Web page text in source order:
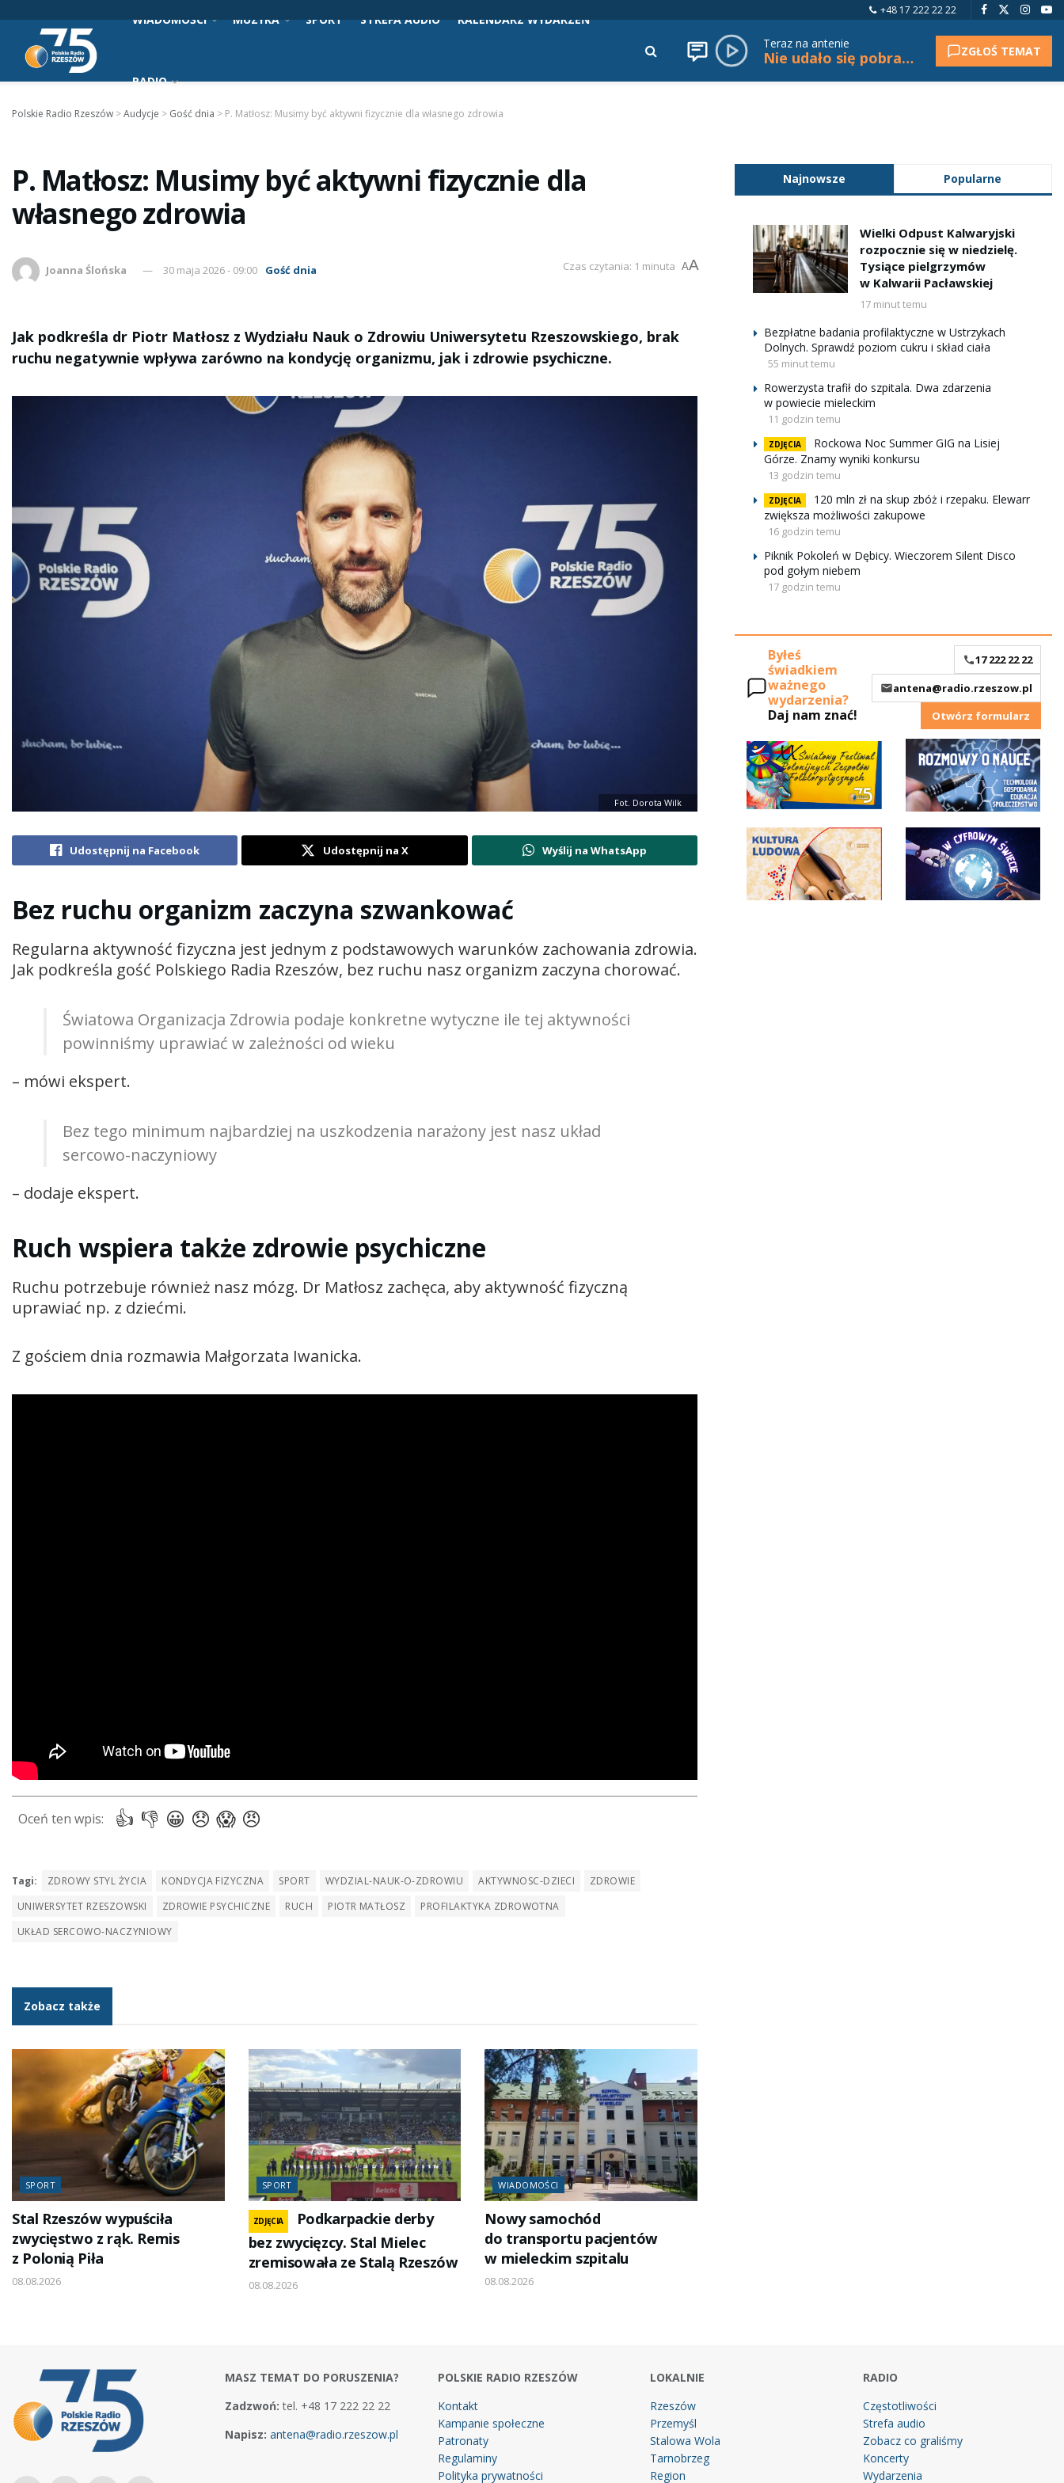
+48 17 222 22 22
WIADOMOŚCI MUZYKA SPORT STREFA AUDIO KALENDARZ WYDARZEŃ
RADIO
Teraz na antenie
Nie udało się pobrać tytułu. ZGŁOŚ TEMAT
Polskie Radio Rzeszów >Audycje > Gość dnia > P. Matłosz: Musimy być aktywni fizycznie dla własnego zdrowia
P. Matłosz: Musimy być aktywni fizycznie dla
własnego zdrowia
Joanna Ślońska 30 maja 2026 - 09:00 Gość dnia Czas czytania: 1 minuta AA
Jak podkreśla dr Piotr Matłosz z Wydziału Nauk o Zdrowiu Uniwersytetu Rzeszowskiego, brak
ruchu negatywnie wpływa zarówno na kondycję organizmu, jak i zdrowie psychiczne.
Fot. Dorota Wilk
Udostępnij na Facebook Udostępnij na X Wyślij na WhatsApp
Bez ruchu organizm zaczyna szwankować
Regularna aktywność fizyczna jest jednym z podstawowych warunków zachowania zdrowia.
Jak podkreśla gość Polskiego Radia Rzeszów, bez ruchu nasz organizm zaczyna chorować.
Światowa Organizacja Zdrowia podaje konkretne wytyczne ile tej aktywności
powinniśmy uprawiać w zależności od wieku
– mówi ekspert.
Bez tego minimum najbardziej na uszkodzenia narażony jest nasz układ
sercowo-naczyniowy
– dodaje ekspert.
Ruch wspiera także zdrowie psychiczne
Ruchu potrzebuje również nasz mózg. Dr Matłosz zachęca, aby aktywność fizyczną
uprawiać np. z dziećmi.
Z gościem dnia rozmawia Małgorzata Iwanicka.
Tagi: ZDROWY STYL ŻYCIA KONDYCJA FIZYCZNA SPORT WYDZIAL-NAUK-O-ZDROWIU AKTYWNOSC-DZIECI
ZDROWIE
UNIWERSYTET RZESZOWSKI
ZDROWIE PSYCHICZNE RUCH PIOTR MATŁOSZ
PROFILAKTYKA ZDROWOTNA
UKŁAD SERCOWO-NACZYNIOWY
Zobacz także
SPORT
Stal Rzeszów wypuściła
zwycięstwo z rąk. Remis
z Polonią Piła
08.08.2026
SPORT
ZDJĘCIA
Podkarpackie derby
bez zwycięzcy. Stal Mielec
zremisowała ze Stalą Rzeszów
08.08.2026
WIADOMOŚCI
Nowy samochód
do transportu pacjentów
w mieleckim szpitalu
08.08.2026
Najnowsze Popularne
Wielki Odpust Kalwaryjski
rozpocznie się w niedzielę.
Tysiące pielgrzymów
w Kalwarii Pacławskiej
17 minut temu
Bezpłatne badania profilaktyczne w Ustrzykach
Dolnych. Sprawdź poziom cukru i skład ciała
55 minut temu
Rowerzysta trafił do szpitala. Dwa zdarzenia
w powiecie mieleckim
11 godzin temu
ZDJĘCIA
Rockowa Noc Summer GIG na Lisiej
Górze. Znamy wyniki konkursu
13 godzin temu
ZDJĘCIA
120 mln zł na skup zbóż i rzepaku. Elewarr
zwiększa możliwości zakupowe
16 godzin temu
Piknik Pokoleń w Dębicy. Wieczorem Silent Disco
pod gołym niebem
17 godzin temu
Byłeś
świadkiem
ważnego
wydarzenia?
Daj nam znać!
17 222 22 22
antena@radio.rzeszow.pl
Otwórz formularz
MASZ TEMAT DO PORUSZENIA?
Zadzwoń: tel. +48 17 222 22 22
Napisz: antena@radio.rzeszow.pl
POLSKIE RADIO RZESZÓW
Kontakt
Kampanie społeczne
Patronaty
Regulaminy
Polityka prywatności
LOKALNIE
Rzeszów
Przemyśl
Stalowa Wola
Tarnobrzeg
Region
RADIO
Częstotliwości
Strefa audio
Zobacz co graliśmy
Koncerty
Wydarzenia